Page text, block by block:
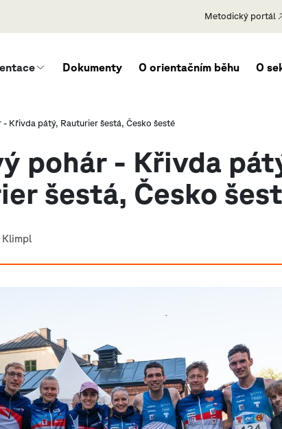
Metodický portál
Dokumenty O orientačním běhu O
Křivda pátý, Rauturier šestá, Česko šesté
pohár - Křivda
šestá, Česko